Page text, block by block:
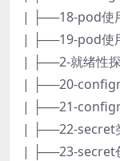
| ├──18-pod使
| ├──19-pod使
| ├──2-就绪性
| ├──20-
| ├──21-
| ├──22-secret
| ├──23-secret